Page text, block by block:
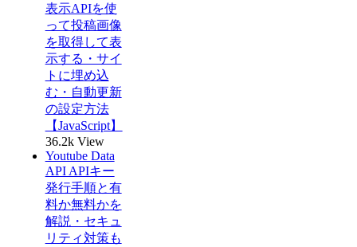
表示APIを使
って投稿画像
を取得して表
示する・サイ
トに埋め込
む・自動更新
の設定方法
【JavaScript】
36.2k View
Youtube Data
API APIキー
発行手順と有
料か無料かを
解説・セキュ
リティ対策も